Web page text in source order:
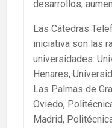
desarrollos,
Las Cátedras
iniciativa son las
universidades:
Henares,
Las Palmas de
Oviedo,
Madrid,